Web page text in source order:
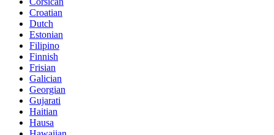
Croatian
Dutch
Estonian
Filipino
Finnish
Frisian
Galician
Georgian
Gujarati
Haitian
Hausa